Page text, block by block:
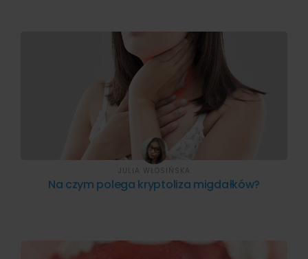
Na czym polega kryptoliza migdałków?
JULIA WŁOSIŃSKA